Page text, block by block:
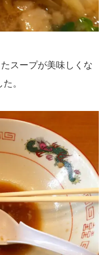
スープが美味しくな
。